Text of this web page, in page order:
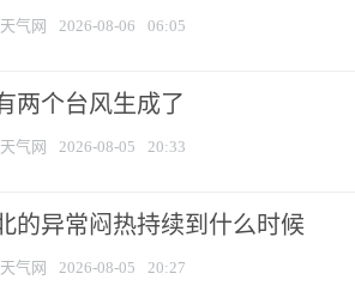
气网 2026-08-06 06:05
两个台风生成了
气网 2026-08-05 20:33
的异常闷热持续到什么时候
气网 2026-08-05 20:27